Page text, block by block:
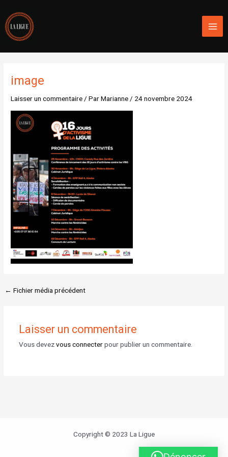
contenu
image
Laisser un commentaire/ ParMarianne/ 24 novembre 2024
← Fichier média précédent
Laisser un commentaire
Vous devezvous connecterpour publier un commentaire.
Copyright © 2023 La Ligue